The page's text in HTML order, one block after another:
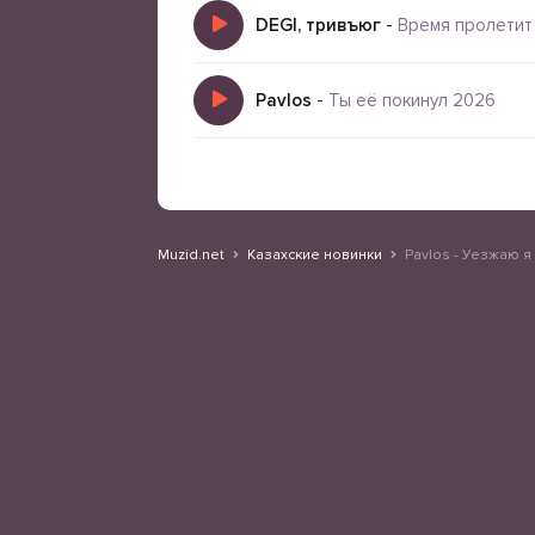
DEGI, тривъюг - Время пролетит
Pavlos - Ты её покинул 2026
Muzid.net Казахские новинки Pavlos - Уезжаю я